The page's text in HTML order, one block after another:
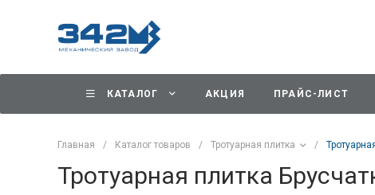
КАТАЛОГ АКЦИЯ ПРАЙС-ЛИСТ
Главная / Каталог товаров / Тротуарная плитка /
Тротуарная плитка